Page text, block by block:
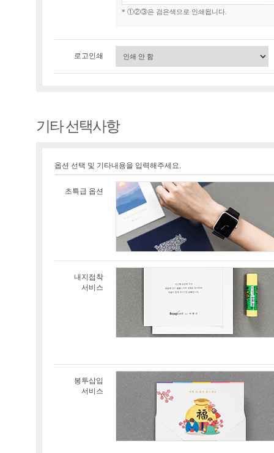
* ①②③은 검은색으로 인쇄됩니다.
로고인쇄
기타 선택사항
옵션 선택 및 기타내용을 입력해주세요.
초특급 옵션
내지접착
서비스
봉투삽입
서비스